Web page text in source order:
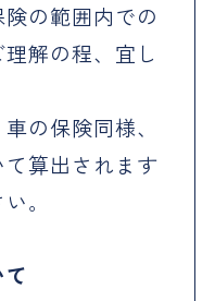
の範囲内での
解の程、宜し
の保険同様、
算出されます
。